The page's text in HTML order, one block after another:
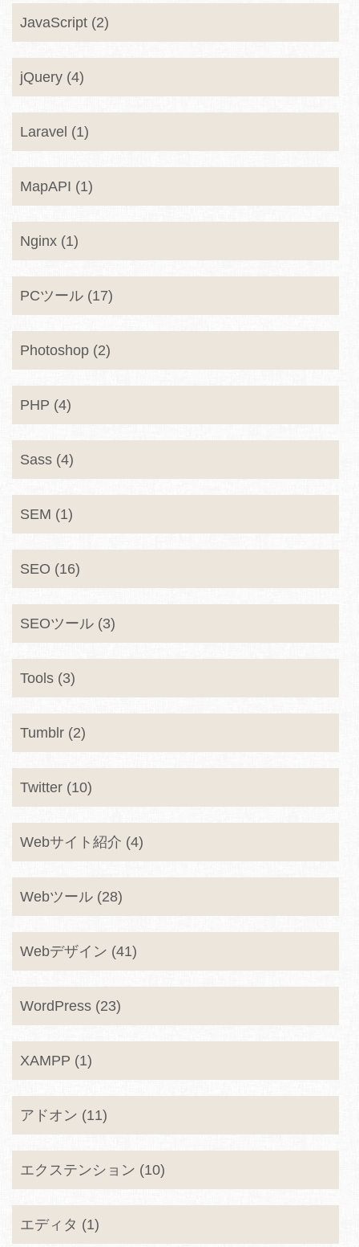
JavaScript (2)
jQuery (4)
Laravel (1)
MapAPI (1)
Nginx (1)
PCツール (17)
Photoshop (2)
PHP (4)
Sass (4)
SEM (1)
SEO (16)
SEOツール (3)
Tools (3)
Tumblr (2)
Twitter (10)
Webサイト紹介 (4)
Webツール (28)
Webデザイン (41)
WordPress (23)
XAMPP (1)
アドオン (11)
エクステンション (10)
エディタ (1)